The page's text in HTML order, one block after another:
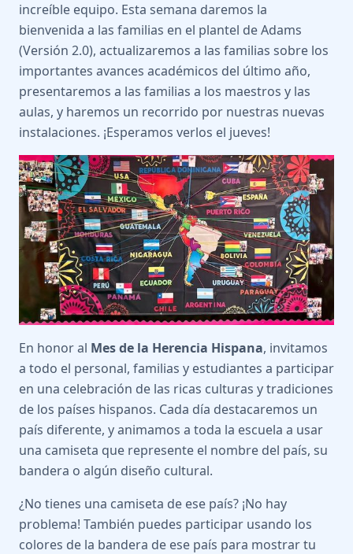
increíble equipo. Esta semana daremos la
bienvenida a las familias en el plantel de Adams
(Versión 2.0), actualizaremos a las familias sobre los
importantes avances académicos del último año,
presentaremos a las familias a los maestros y las
aulas, y haremos un recorrido por nuestras nuevas
instalaciones. ¡Esperamos verlos el jueves!
En honor al Mes de la Herencia Hispana, invitamos
a todo el personal, familias y estudiantes a participar
en una celebración de las ricas culturas y tradiciones
de los países hispanos. Cada día destacaremos un
país diferente, y animamos a toda la escuela a usar
una camiseta que represente el nombre del país, su
bandera o algún diseño cultural.
¿No tienes una camiseta de ese país? ¡No hay
problema! También puedes participar usando los
colores de la bandera de ese país para mostrar tu